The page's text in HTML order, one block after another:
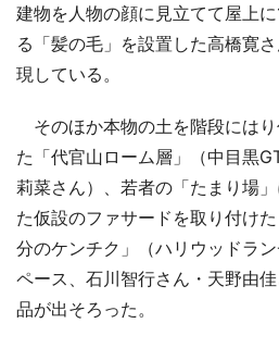
建物を人物の顔に見立てて屋上
る「髪の毛」を設置した高橋寛
現している。
そのほか本物の土を階段には
た「代官山ローム層」（中目黒
莉菜さん）、若者の「たまり場
た仮設のファサードを取り付け
分のケンチク」（ハリウッドラ
ペース、石川智行さん・天野由
品が出そろった。